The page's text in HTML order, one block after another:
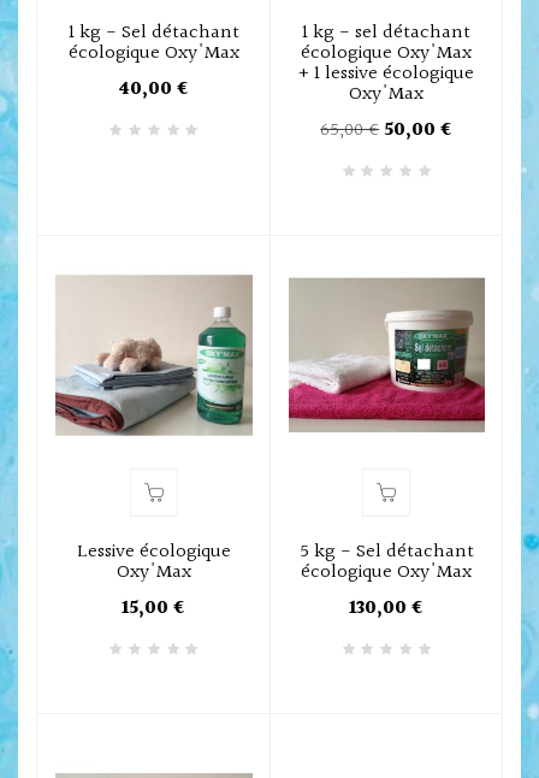
1 kg - Sel détachant
écologique Oxy'Max
40,00 €
1 kg - sel détachant
écologique Oxy'Max
+ 1 lessive écologique
Oxy'Max
65,00 €50,00 €
Lessive écologique
Oxy'Max
15,00 €
5 kg - Sel détachant
écologique Oxy'Max
130,00 €